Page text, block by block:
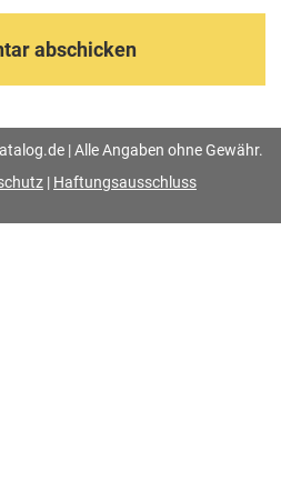
| Alle Angaben ohne Gewähr.
| Haftungsausschluss